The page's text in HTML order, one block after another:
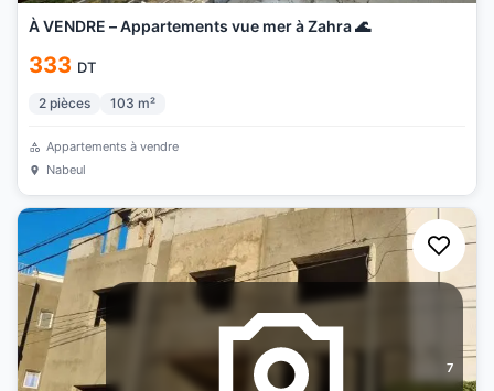
À VENDRE – Appartements vue mer à Zahra 🌊
333 DT
2 pièces 103 m²
Appartements à vendre
Nabeul
7